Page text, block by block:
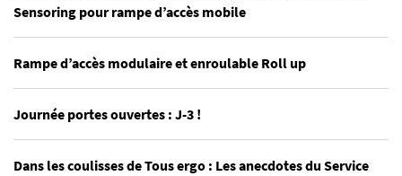
Sensoring pour rampe d’accès mobile
Rampe d’accès modulaire et enroulable Roll up
Journée portes ouvertes : J-3 !
Dans les coulisses de Tous ergo : Les anecdotes du Service